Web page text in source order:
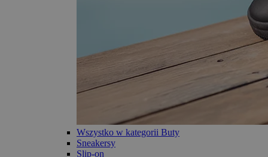
Wszystko w kategorii Buty
Sneakersy
Slip-on